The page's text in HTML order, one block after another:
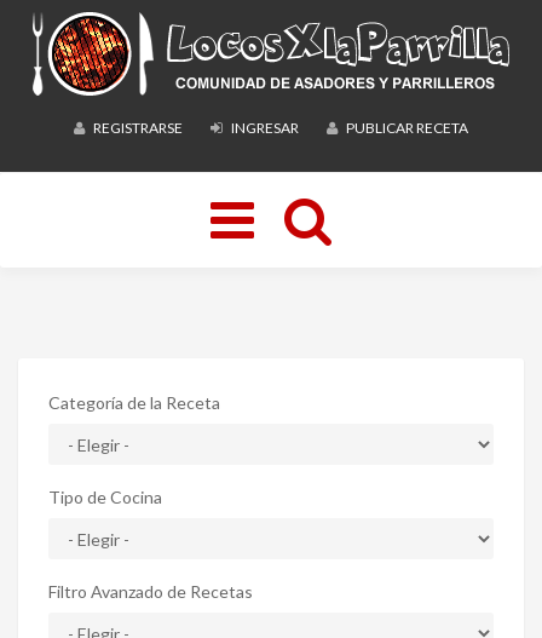
REGISTRARSE INGRESAR PUBLICAR RECETA
Toggle
navigation
Categoría de la Receta
Tipo de Cocina
Filtro Avanzado de Recetas